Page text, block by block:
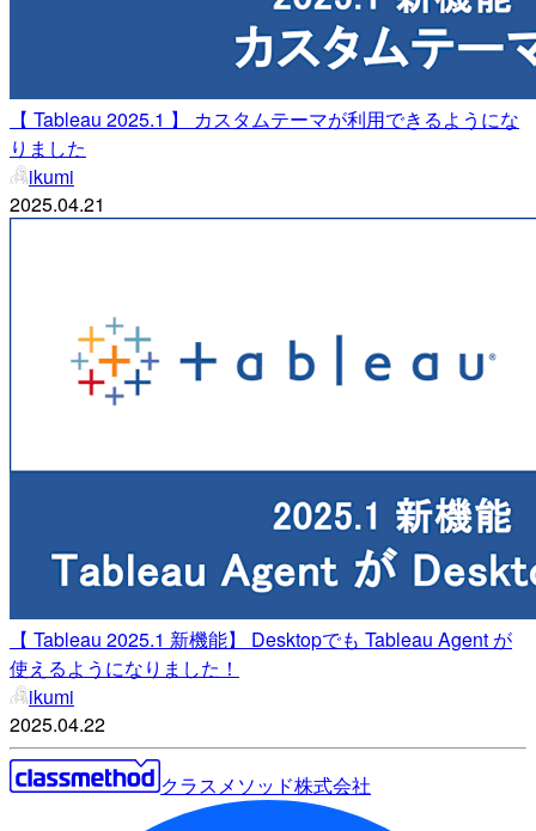
【 Tableau 2025.1 】 カスタムテーマが利用できるようにな
りました
ikumi
2025.04.21
【 Tableau 2025.1 新機能】 Desktopでも Tableau Agent が
使えるようになりました！
ikumi
2025.04.22
クラスメソッド株式会社